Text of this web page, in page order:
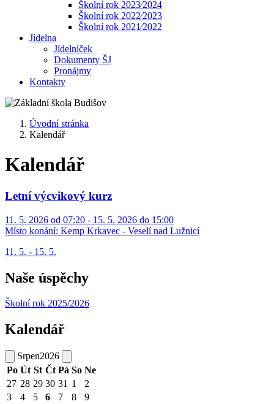
Školní rok 2023⁄2024
Školní rok 2022⁄2023
Školní rok 2021⁄2022
Jídelna
Jídelníček
Dokumenty ŠJ
Pronájmy
Kontakty
Úvodní stránka
Kalendář
Kalendář
Letní výcvikový kurz
11. 5. 2026 od 07:20 - 15. 5. 2026 do 15:00
Místo konání: Kemp Krkavec - Veselí nad Lužnicí
11. 5. - 15. 5.
Naše úspěchy
Školní rok 2025/2026
Kalendář
Srpen2026
Po Út St Čt Pá So Ne
27 28 29 30 31 1
2
3
4 5 6 7 8
9